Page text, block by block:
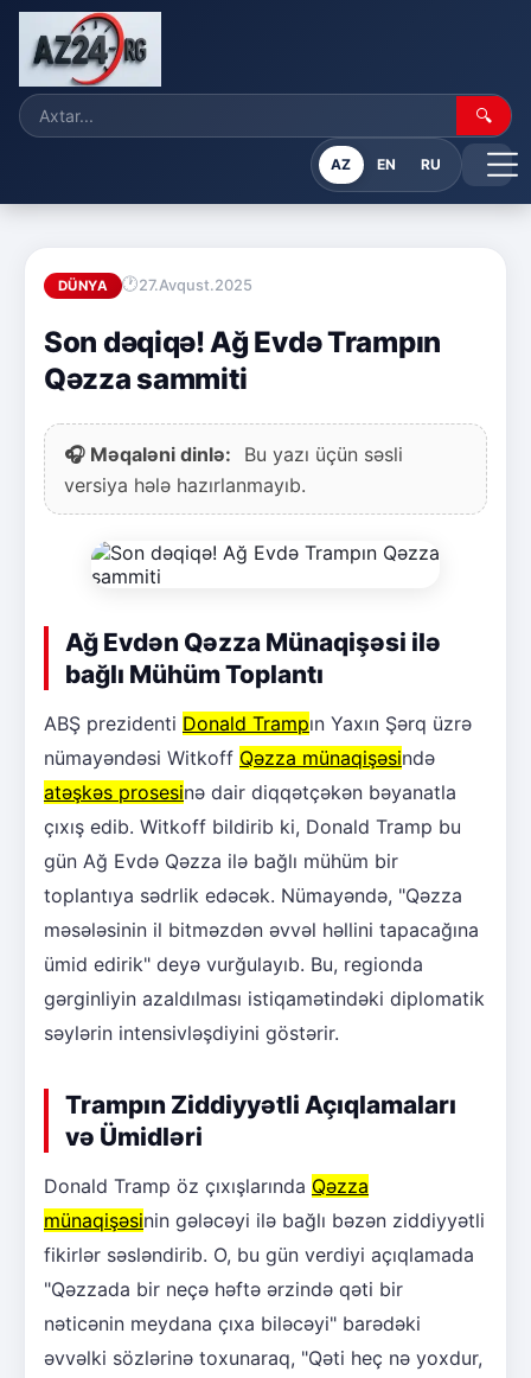
🔍
AZ EN RU
DÜNYA 27.Avqust.2025
Son dəqiqə! Ağ Evdə Trampın
Qəzza sammiti
🎧 Məqaləni dinlə:
Bu yazı üçün səsli
versiya hələ hazırlanmayıb.
Ağ Evdən Qəzza Münaqişəsi ilə
bağlı Mühüm Toplantı
ABŞ prezidenti Donald Trampın Yaxın Şərq üzrə
nümayəndəsi Witkoff Qəzza münaqişəsində
atəşkəs prosesinə dair diqqətçəkən bəyanatla
çıxış edib. Witkoff bildirib ki, Donald Tramp bu
gün Ağ Evdə Qəzza ilə bağlı mühüm bir
toplantıya sədrlik edəcək. Nümayəndə, "Qəzza
məsələsinin il bitməzdən əvvəl həllini tapacağına
ümid edirik" deyə vurğulayıb. Bu, regionda
gərginliyin azaldılması istiqamətindəki diplomatik
səylərin intensivləşdiyini göstərir.
Trampın Ziddiyyətli Açıqlamaları
və Ümidləri
Donald Tramp öz çıxışlarında Qəzza
münaqişəsinin gələcəyi ilə bağlı bəzən ziddiyyətli
fikirlər səsləndirib. O, bu gün verdiyi açıqlamada
"Qəzzada bir neçə həftə ərzində qəti bir
nəticənin meydana çıxa biləcəyi" barədəki
əvvəlki sözlərinə toxunaraq, "Qəti heç nə yoxdur,